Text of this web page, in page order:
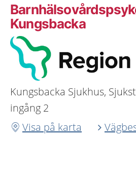
Kungsbacka
Kungsbacka Sjukhus,
ingång 2
Visa på karta